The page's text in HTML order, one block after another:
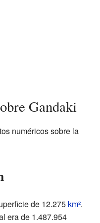
Gandaki
numéricos sobre la
de 12.275 km².
era de 1.487.954